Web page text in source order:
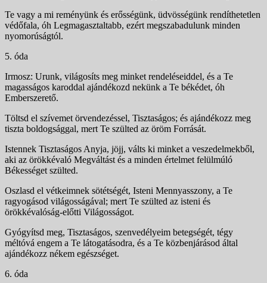
Te vagy a mi reményünk és erősségünk, üdvössé­günk rendíthetetlen
védőfala, óh Legmagasztaltabb, ezért megszabadulunk minden
nyomorúságtól.
5. óda
Irmosz: Urunk, világosíts meg minket rendeléseiddel, és a Te
magasságos karoddal ajándékozd nekünk a Te béké­det, óh
Emberszerető.
Töltsd el szívemet örvendezéssel, Tisztaságos; és ajándékozz meg
tiszta boldogsággal, mert Te szülted az öröm Forrását.
Istennek Tisztaságos Anyja, jöjj, válts ki minket a veszedelmekből,
aki az örökkévaló Megváltást és a min­den értelmet felülmúló
Békességet szülted.
Oszlasd el vétkeimnek sötétségét, Isteni Menny­asszony, a Te
ragyogásod világosságával; mert Te szülted az isteni és
örökkévalóság-előtti Világosságot.
Gyógyítsd meg, Tisztaságos, szenvedélyeim be­tegségét, tégy
méltóvá engem a Te látogatásodra, és a Te közbenjárásod által
ajándékozz nékem egészséget.
6. óda